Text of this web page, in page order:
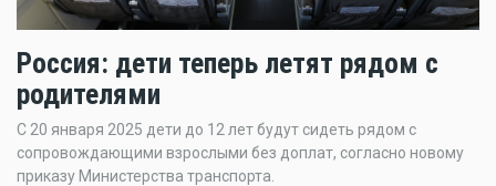
Россия: дети теперь летят рядом с
родителями
С 20 января 2025 дети до 12 лет будут сидеть рядом с
сопровождающими взрослыми без доплат, согласно новому
приказу Министерства транспорта.